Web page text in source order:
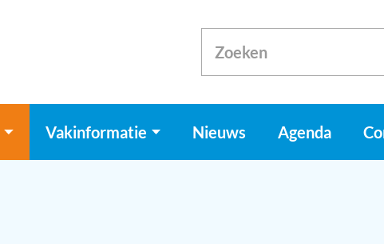
Vakinformatie Nieuws Agenda